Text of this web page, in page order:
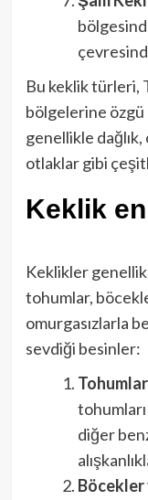
Bu keklik türleri,
bölgelerine
genellikle dağlık,
otlaklar gibi
Keklik
Keklikler
tohumlar,
omurgasızlarla
sevdiği besinler:
diğer
Böcekler